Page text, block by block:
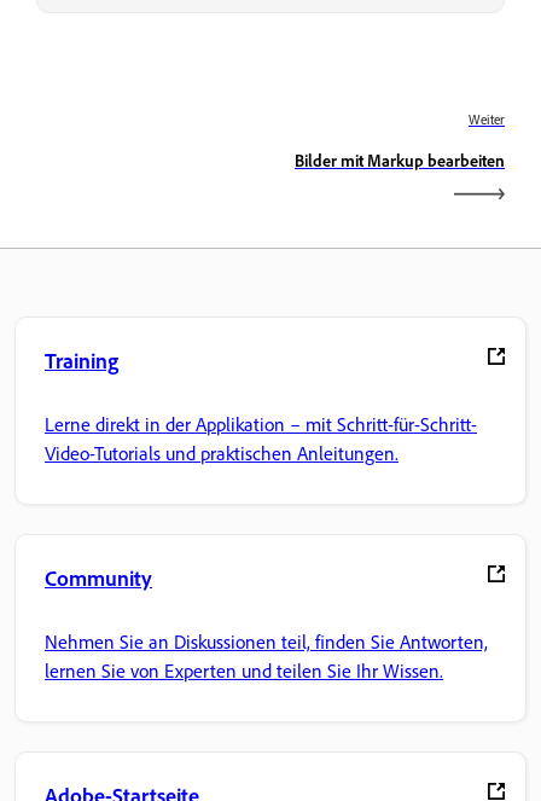
Weiter
Bilder mit Markup bearbeiten
Training
Lerne direkt in der Applikation – mit Schritt-für-Schritt-
Video-Tutorials und praktischen Anleitungen.
Community
Nehmen Sie an Diskussionen teil, finden Sie Antworten,
lernen Sie von Experten und teilen Sie Ihr Wissen.
Adobe-Startseite